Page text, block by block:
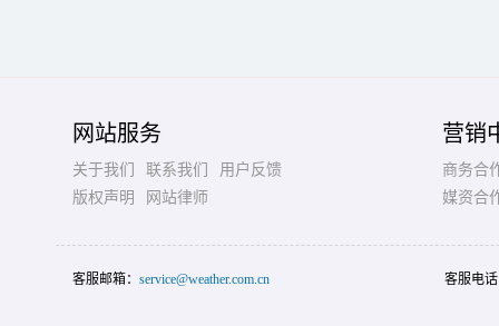
网站服务
关于我们 联系我们
用户反馈
版权声明
网站律师
营销
商务合
媒资合
客服邮箱： service@weather.com.cn 客服电